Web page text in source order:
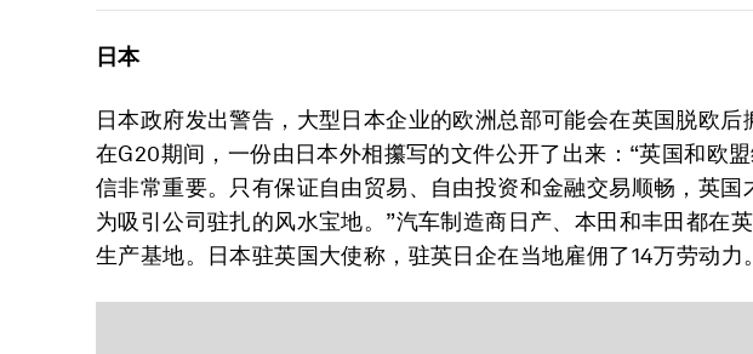
日本
日本政府发出警告，大型日本企业的欧洲总部可能会在英国脱欧后
在G20期间，一份由日本外相攥写的文件公开了出来：“英国和欧
信非常重要。只有保证自由贸易、自由投资和金融交易顺畅，英国
为吸引公司驻扎的风水宝地。”汽车制造商日产、本田和丰田都在
生产基地。日本驻英国大使称，驻英日企在当地雇佣了14万劳动力。